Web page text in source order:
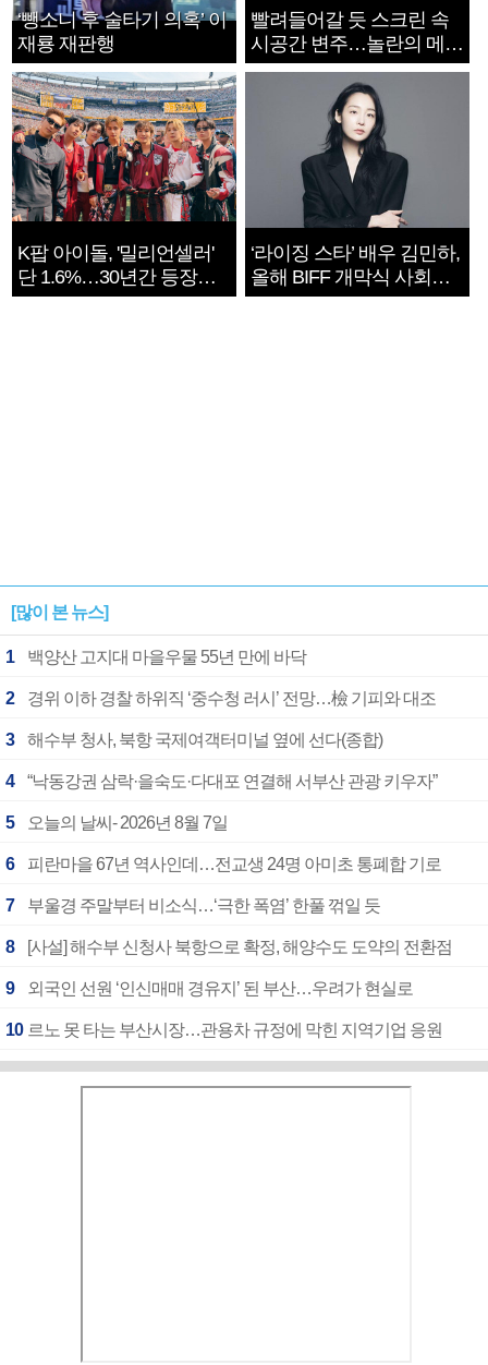
‘뺑소니 후 술타기 의혹’ 이
재룡 재판행
빨려들어갈 듯 스크린 속
시공간 변주…놀란의 메시
지는 ‘전쟁 속죄’
K팝 아이돌, '밀리언셀러'
단 1.6%…30년간 등장
1182개팀 전수조사
‘라이징 스타’ 배우 김민하,
올해 BIFF 개막식 사회자
확정
[많이 본 뉴스]
1 백양산 고지대 마을우물 55년 만에 바닥
2 경위 이하 경찰 하위직 ‘중수청 러시’ 전망…檢 기피와 대조
3 해수부 청사, 북항 국제여객터미널 옆에 선다(종합)
4 “낙동강권 삼락·을숙도·다대포 연결해 서부산 관광 키우자”
5 오늘의 날씨- 2026년 8월 7일
6 피란마을 67년 역사인데…전교생 24명 아미초 통폐합 기로
7 부울경 주말부터 비소식…‘극한 폭염’ 한풀 꺾일 듯
8 [사설] 해수부 신청사 북항으로 확정, 해양수도 도약의 전환점
9 외국인 선원 ‘인신매매 경유지’ 된 부산…우려가 현실로
10 르노 못 타는 부산시장…관용차 규정에 막힌 지역기업 응원